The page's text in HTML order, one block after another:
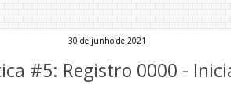
30 de junho de 2021
#5: Registro 0000 -